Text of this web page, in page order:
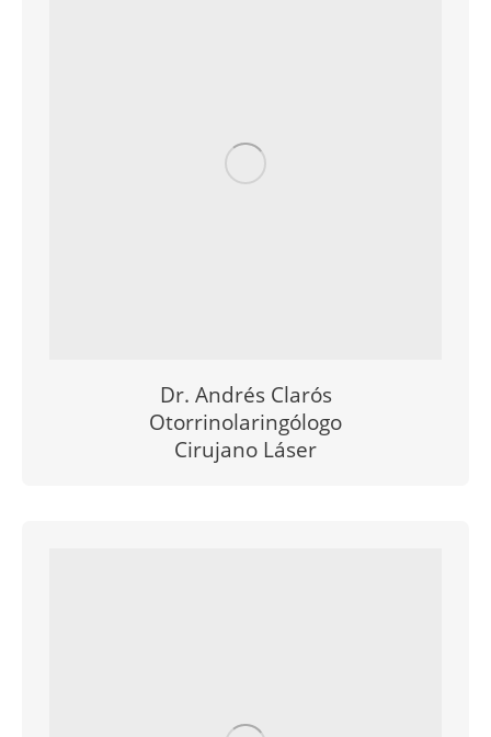
Dr. Andrés Clarós
Otorrinolaringólogo
Cirujano Láser